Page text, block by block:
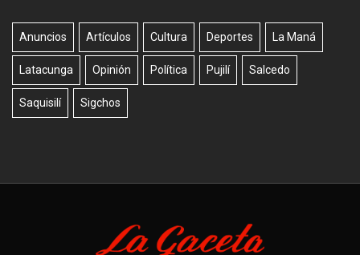
Anuncios Artículos Cultura Deportes La Maná
Latacunga Opinión Política Pujilí Salcedo
Saquisilí Sigchos